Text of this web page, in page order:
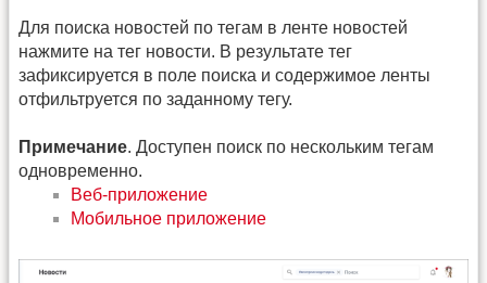
Для поиска новостей по тегам в ленте новостей
нажмите на тег новости. В результате тег
зафиксируется в поле поиска и содержимое ленты
отфильтруется по заданному тегу.
Примечание. Доступен поиск по нескольким тегам
одновременно.
Веб-приложение
Мобильное приложение